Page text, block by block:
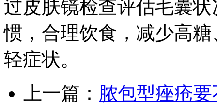
过皮肤镜检查评估毛囊
惯，合理饮食，减少高
轻症状。
上一篇： 脓包型痤疮